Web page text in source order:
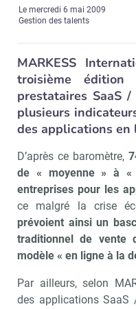
Lemercredi 6 mai 2009
Gestion des talents
MARKESS
troisième
prestataires SaaS
plusieurs
des applications en
D’après ce baromètre,
de « moyenne » à «
entreprises pour les
ce malgré la crise
prévoient ainsi un
traditionnel de vente
modèle « en ligne à la
Par ailleurs, selon
des applications SaaS